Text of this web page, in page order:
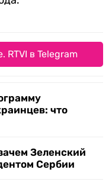
в Telegram
что
Зеленский
Сербии